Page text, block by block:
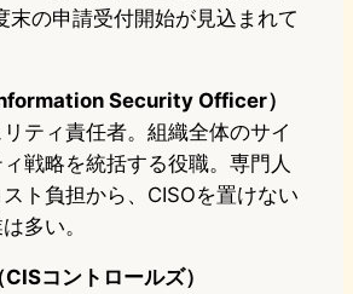
末の申請受付開始が見込まれて
Security Officer）
ティ責任者。組織全体のサイ
戦略を統括する役職。専門人
ト負担から、CISOを置けない
多い。
コントロールズ）